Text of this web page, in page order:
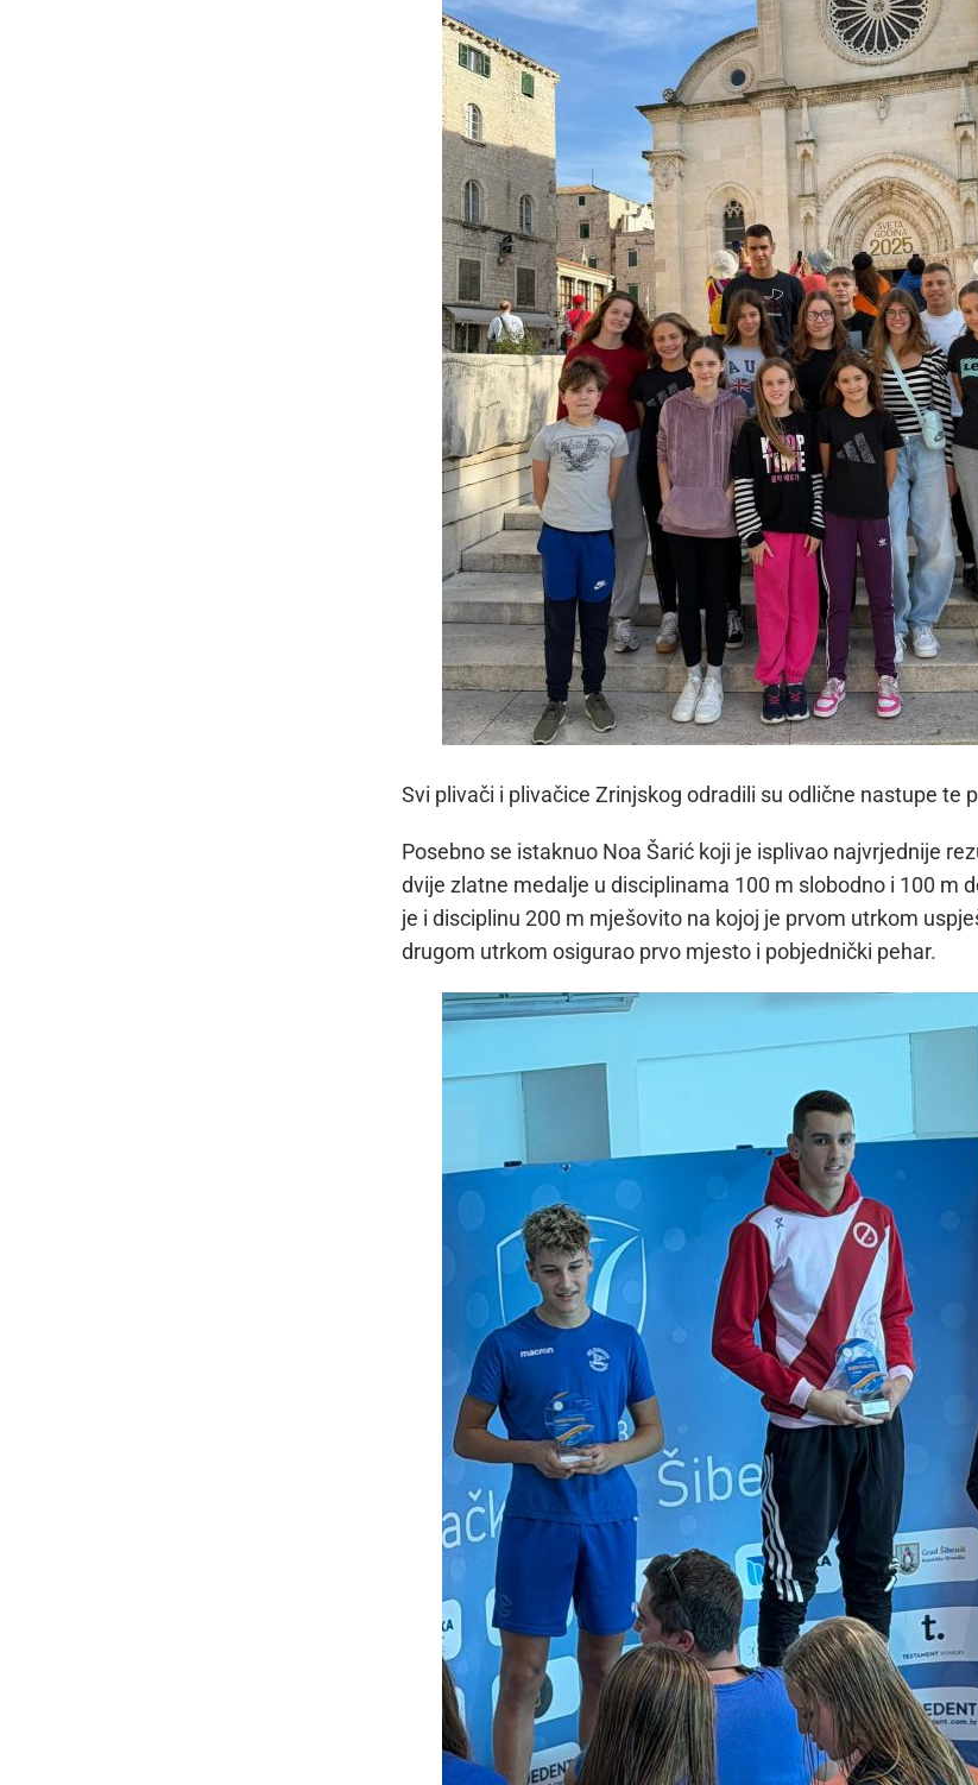
Svi plivači i plivačice Zrinjskog odradili su odlične nastupe te
Posebno se istaknuo Noa Šarić koji je isplivao najvrjednije
dvije zlatne medalje u disciplinama 100 m slobodno i 100 m
je i disciplinu 200 m mješovito na kojoj je prvom utrkom
drugom utrkom osigurao prvo mjesto i pobjednički pehar.